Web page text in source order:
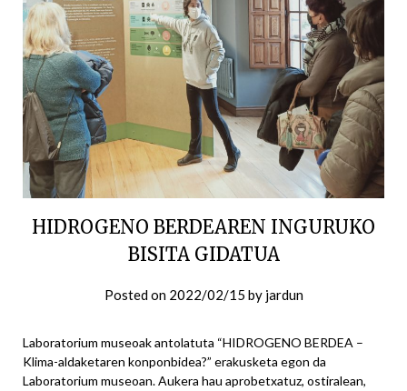
HIDROGENO BERDEAREN INGURUKO
BISITA GIDATUA
Posted on 2022/02/15 by jardun
Laboratorium museoak antolatuta “HIDROGENO BERDEA –
Klima-aldaketaren konponbidea?” erakusketa egon da
Laboratorium museoan. Aukera hau aprobetxatuz, ostiralean,